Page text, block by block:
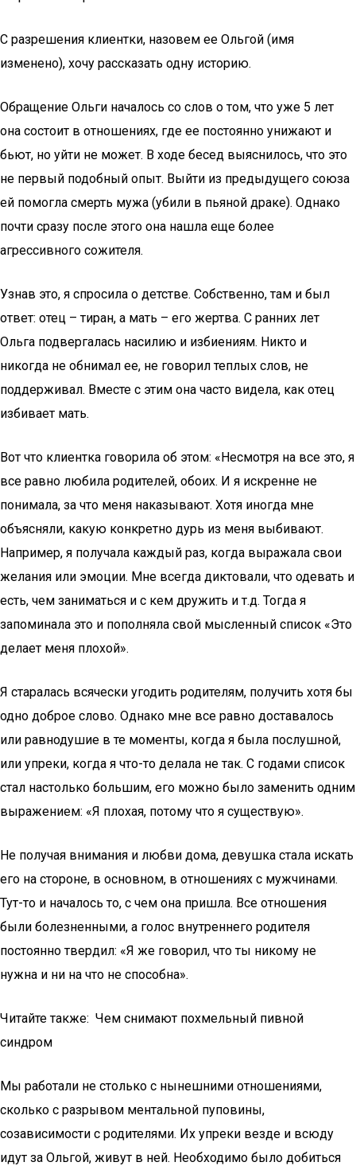
С разрешения клиентки, назовем ее Ольгой (имя
изменено), хочу рассказать одну историю.
Обращение Ольги началось со слов о том, что уже 5 лет
она состоит в отношениях, где ее постоянно унижают и
бьют, но уйти не может. В ходе бесед выяснилось, что это
не первый подобный опыт. Выйти из предыдущего союза
ей помогла смерть мужа (убили в пьяной драке). Однако
почти сразу после этого она нашла еще более
агрессивного сожителя.
Узнав это, я спросила о детстве. Собственно, там и был
ответ: отец – тиран, а мать – его жертва. С ранних лет
Ольга подвергалась насилию и избиениям. Никто и
никогда не обнимал ее, не говорил теплых слов, не
поддерживал. Вместе с этим она часто видела, как отец
избивает мать.
Вот что клиентка говорила об этом: «Несмотря на все это, я
все равно любила родителей, обоих. И я искренне не
понимала, за что меня наказывают. Хотя иногда мне
объясняли, какую конкретно дурь из меня выбивают.
Например, я получала каждый раз, когда выражала свои
желания или эмоции. Мне всегда диктовали, что одевать и
есть, чем заниматься и с кем дружить и т.д. Тогда я
запоминала это и пополняла свой мысленный список «Это
делает меня плохой».
Я старалась всячески угодить родителям, получить хотя бы
одно доброе слово. Однако мне все равно доставалось
или равнодушие в те моменты, когда я была послушной,
или упреки, когда я что-то делала не так. С годами список
стал настолько большим, его можно было заменить одним
выражением: «Я плохая, потому что я существую».
Не получая внимания и любви дома, девушка стала искать
его на стороне, в основном, в отношениях с мужчинами.
Тут-то и началось то, с чем она пришла. Все отношения
были болезненными, а голос внутреннего родителя
постоянно твердил: «Я же говорил, что ты никому не
нужна и ни на что не способна».
Читайте также: Чем снимают похмельный пивной
синдром
Мы работали не столько с нынешними отношениями,
сколько с разрывом ментальной пуповины,
созависимости с родителями. Их упреки везде и всюду
идут за Ольгой, живут в ней. Необходимо было добиться